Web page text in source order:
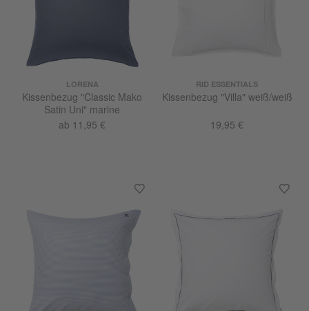
LORENA
Kissenbezug "Classic Mako
Satin Uni" marine
ab 11,95 €
RID ESSENTIALS
Kissenbezug "Villa" weiß/weiß
19,95 €